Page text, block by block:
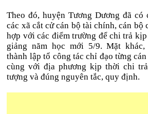
Theo đó, huyện Tương Dương đã có
các xã cắt cử cán bộ tài chính, cán bộ
hợp với các điểm trường để chi trả
giảng năm học mới 5/9. Mặt
thành lập tổ công tác chỉ đạo từng
cùng với địa phương kịp thời chi
tượng và đúng nguyên tắc, quy định.